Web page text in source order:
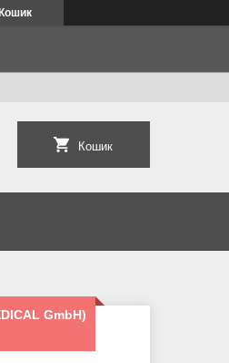
Кошик
Кошик
GmbH)